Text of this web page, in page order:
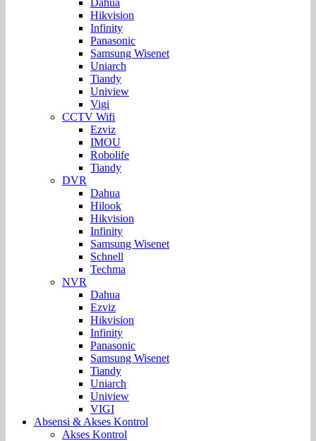
Hikvision
Infinity
Panasonic
Samsung Wisenet
Uniarch
Tiandy
Uniview
Vigi
CCTV Wifi
Ezviz
IMOU
Robolife
Tiandy
DVR
Dahua
Hilook
Hikvision
Infinity
Samsung Wisenet
Schnell
Techma
NVR
Dahua
Ezviz
Hikvision
Infinity
Panasonic
Samsung Wisenet
Tiandy
Uniarch
Uniview
VIGI
Absensi & Akses Kontrol
Akses Kontrol